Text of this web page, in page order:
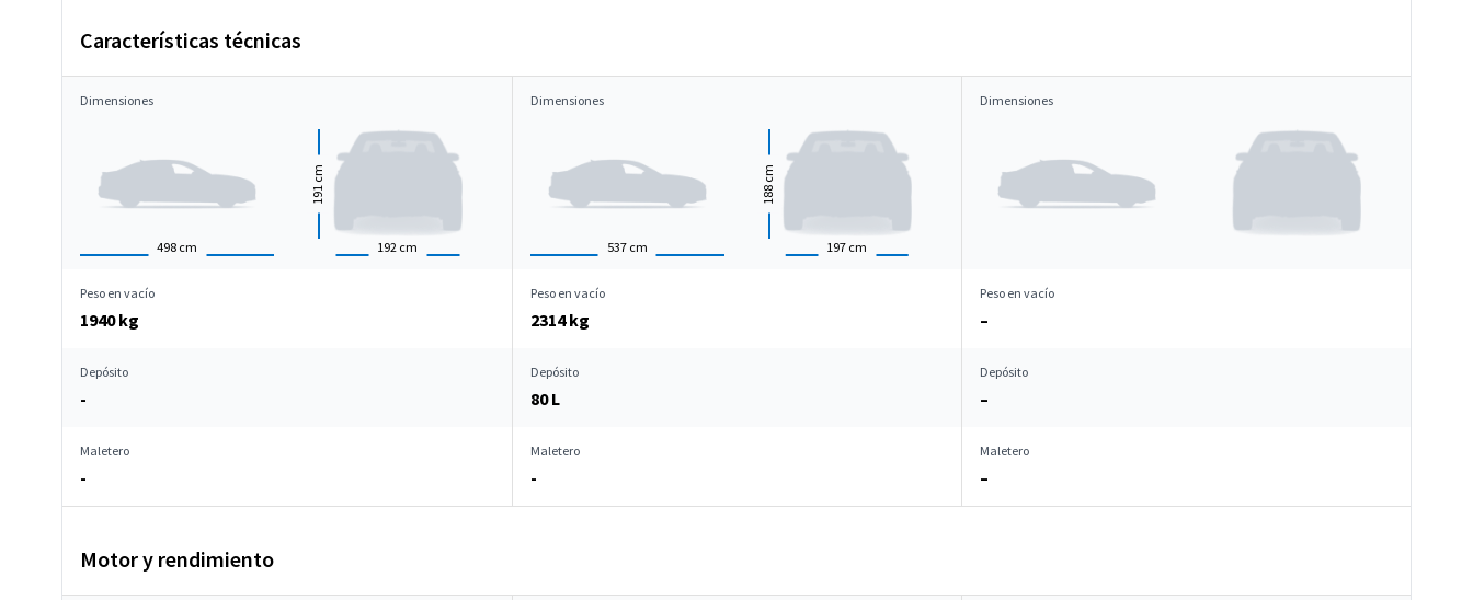
Características técnicas
Dimensiones
498 cm 192 cm
191
cm
Dimensiones
537 cm 197 cm
188
cm
Dimensiones
Peso en vacío
1940 kg
Peso en vacío
2314 kg
Peso en vacío
–
Depósito
-
Depósito
80 L
Depósito
–
Maletero
-
Maletero
-
Maletero
–
Motor y rendimiento